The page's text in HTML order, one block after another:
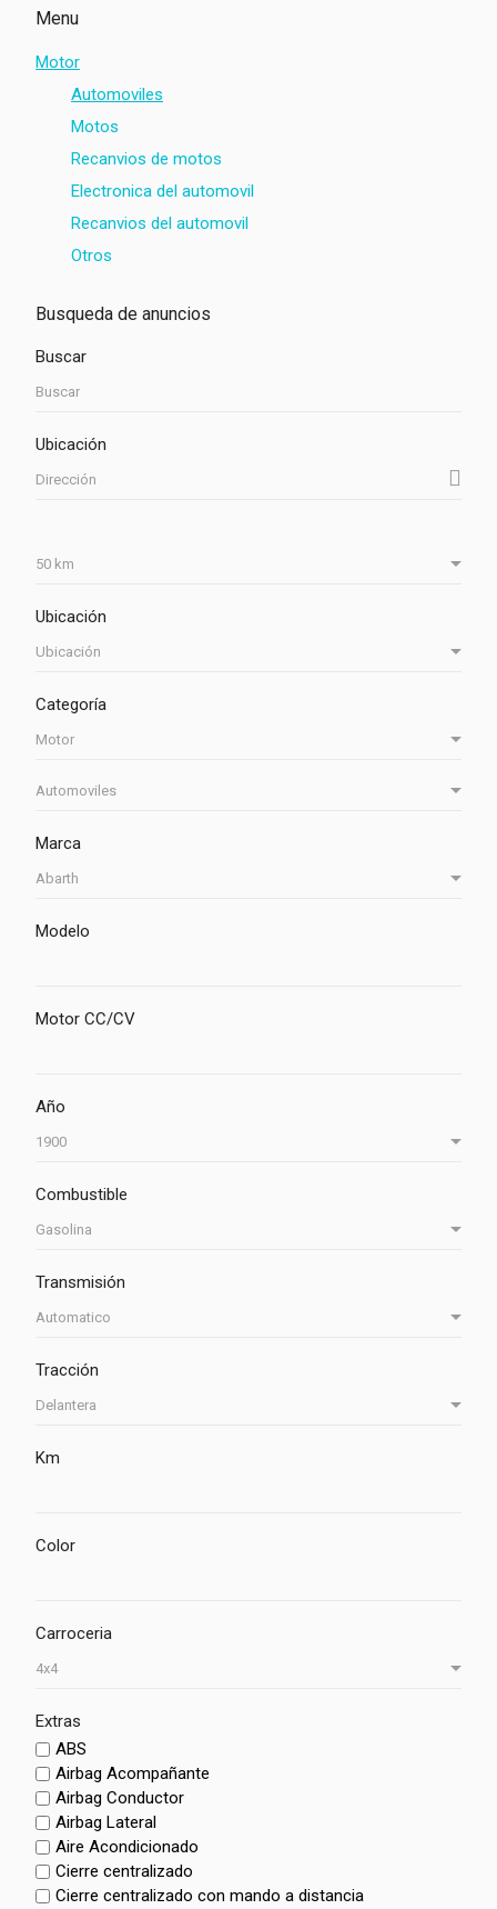
Menu
Motor
Automoviles
Motos
Recanvios de motos
Electronica del automovil
Recanvios del automovil
Otros
Busqueda de anuncios
Buscar
Ubicación
Ubicación
Categoría
Marca
Modelo
Motor CC/CV
Año
Combustible
Transmisión
Tracción
Km
Color
Carroceria
Extras
ABS
Airbag Acompañante
Airbag Conductor
Airbag Lateral
Aire Acondicionado
Cierre centralizado
Cierre centralizado con mando a distancia